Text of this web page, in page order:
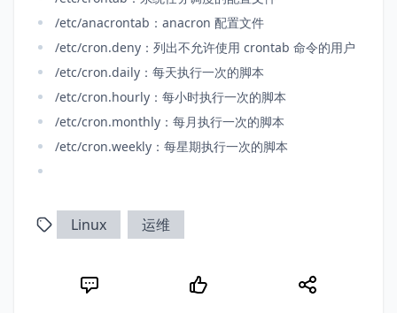
/etc/anacrontab：anacron 配置文件
/etc/cron.deny：列出不允许使用 crontab 命令的用户
/etc/cron.daily：每天执行一次的脚本
/etc/cron.hourly：每小时执行一次的脚本
/etc/cron.monthly：每月执行一次的脚本
/etc/cron.weekly：每星期执行一次的脚本
Linux 运维